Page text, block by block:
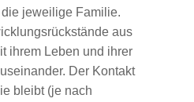
jeweilige Familie.
aus
ihrem Leben und ihrer
Der Kontakt
bleibt (je nach